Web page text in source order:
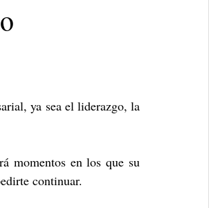
ya sea el liderazgo, la
momentos en los que su
continuar.